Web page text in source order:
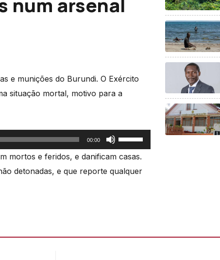
e munições do Burundi. O Exército
situação mortal, motivo para a
00:00
Use
as
diminuir
mortos e feridos, e danificam casas.
detonadas, e que reporte qualquer